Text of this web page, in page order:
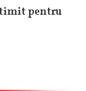
pentru